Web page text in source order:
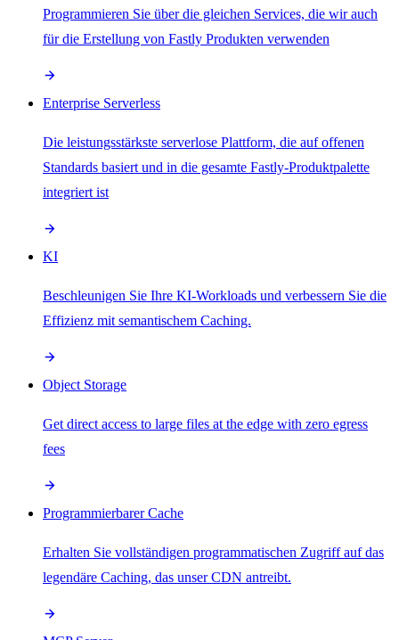
Programmieren Sie über die gleichen Services, die wir auch
für die Erstellung von Fastly Produkten verwenden
Enterprise Serverless
Die leistungsstärkste serverlose Plattform, die auf offenen
Standards basiert und in die gesamte Fastly-Produktpalette
integriert ist
KI
Beschleunigen Sie Ihre KI-Workloads und verbessern Sie die
Effizienz mit semantischem Caching.
Object Storage
Get direct access to large files at the edge with zero egress
fees
Programmierbarer Cache
Erhalten Sie vollständigen programmatischen Zugriff auf das
legendäre Caching, das unser CDN antreibt.